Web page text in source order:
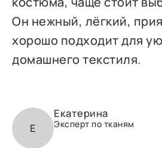
Он нежный, лёгкий,
хорошо подходит для
домашнего текстиля.
Е
Екатерина
Эксперт по тканям